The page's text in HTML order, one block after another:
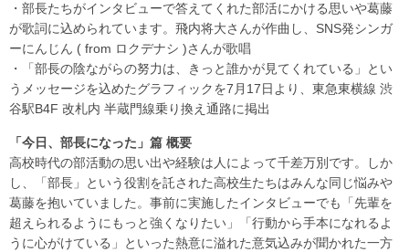
・部長たちがインタビューで答えてくれた部活にかける思いや葛藤
が歌詞に込められています。飛内将大さんが作曲し、SNS発シンガ
ーにんじん ( from ロクデナシ )さんが歌唱
・「部長の陰ながらの努力は、きっと誰かが見てくれている」とい
うメッセージを込めたグラフィックを7月17日より、東急東横線 渋
谷駅B4F 改札内 半蔵門線乗り換え通路に掲出
「今日、部長になった」篇 概要
高校時代の部活動の思い出や経験は人によって千差万別です。しか
し、「部長」という役割を託された高校生たちはみんな同じ悩みや
葛藤を抱いていました。事前に実施したインタビューでも「先輩を
超えられるようにもっと強くなりたい」「行動から手本になれるよ
うに心がけている」といった熱意に溢れた意気込みが聞かれた一方